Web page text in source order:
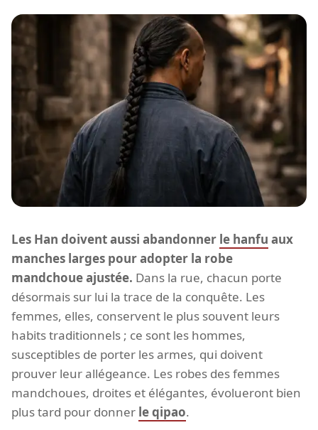
Les Han doivent aussi abandonner le hanfu aux
manches larges pour adopter la robe
mandchoue ajustée. Dans la rue, chacun porte
désormais sur lui la trace de la conquête. Les
femmes, elles, conservent le plus souvent leurs
habits traditionnels ; ce sont les hommes,
susceptibles de porter les armes, qui doivent
prouver leur allégeance. Les robes des femmes
mandchoues, droites et élégantes, évolueront bien
plus tard pour donner le qipao.